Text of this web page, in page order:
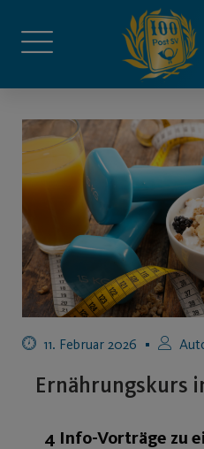
11. Februar 2026
Ernährungskurs
4 Info-Vorträge zu